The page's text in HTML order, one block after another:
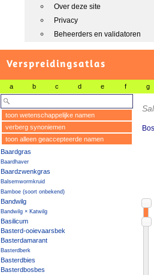
Over deze site
Privacy
Beheerders en validatoren
Verspreidingsatlas
a b c d e f g
toon wetenschappelijke namen
verberg synoniemen
toon alleen geaccepteerde namen
Baardgras
Baardhaver
Baardzwenkgras
Balsemwormkruid
Bamboe (soort onbekend)
Bandwilg
Bandwilg × Katwilg
Basilicum
Basterd-ooievaarsbek
Basterdamarant
Basterdberk
Basterdbies
Basterdbosbes